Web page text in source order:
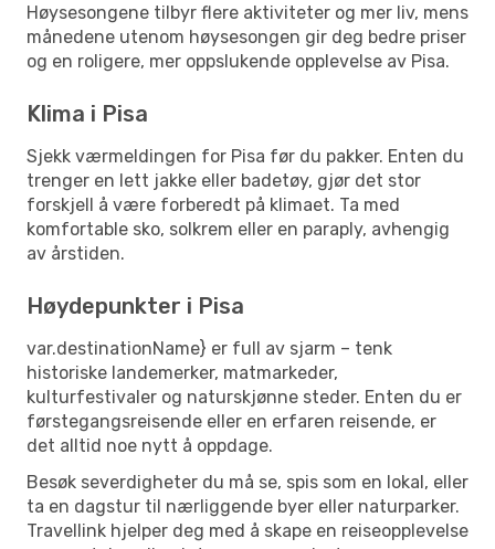
Høysesongene tilbyr flere aktiviteter og mer liv, mens
månedene utenom høysesongen gir deg bedre priser
og en roligere, mer oppslukende opplevelse av Pisa.
Klima i Pisa
Sjekk værmeldingen for Pisa før du pakker. Enten du
trenger en lett jakke eller badetøy, gjør det stor
forskjell å være forberedt på klimaet. Ta med
komfortable sko, solkrem eller en paraply, avhengig
av årstiden.
Høydepunkter i Pisa
var.destinationName} er full av sjarm – tenk
historiske landemerker, matmarkeder,
kulturfestivaler og naturskjønne steder. Enten du er
førstegangsreisende eller en erfaren reisende, er
det alltid noe nytt å oppdage.
Besøk severdigheter du må se, spis som en lokal, eller
ta en dagstur til nærliggende byer eller naturparker.
Travellink hjelper deg med å skape en reiseopplevelse